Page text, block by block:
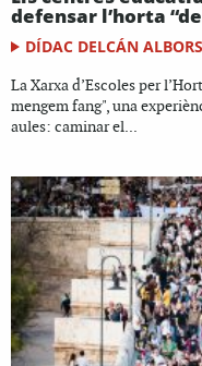
defensar l’horta
DÍDAC DELCÁN ALBORS
La Xarxa d’Escoles per
mengem fang", una
aules: caminar el...